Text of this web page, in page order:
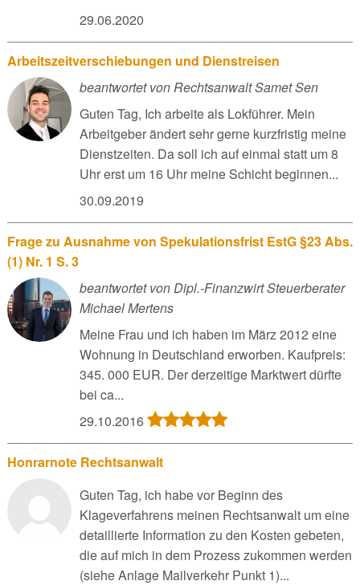
29.06.2020
Arbeitszeitverschiebungen und Dienstreisen
beantwortet von Rechtsanwalt Samet Sen
Guten Tag, Ich arbeite als Lokführer. Mein
Arbeitgeber ändert sehr gerne kurzfristig meine
Dienstzeiten. Da soll ich auf einmal statt um 8
Uhr erst um 16 Uhr meine Schicht beginnen...
30.09.2019
Frage zu Ausnahme von Spekulationsfrist EstG §23 Abs.
(1) Nr. 1 S. 3
beantwortet von Dipl.-Finanzwirt Steuerberater
Michael Mertens
Meine Frau und ich haben im März 2012 eine
Wohnung in Deutschland erworben. Kaufpreis:
345. 000 EUR. Der derzeitige Marktwert dürfte
bei ca...
29.10.2016
Honrarnote Rechtsanwalt
Guten Tag, ich habe vor Beginn des
Klageverfahrens meinen Rechtsanwalt um eine
detaillierte Information zu den Kosten gebeten,
die auf mich in dem Prozess zukommen werden
(siehe Anlage Mailverkehr Punkt 1)...